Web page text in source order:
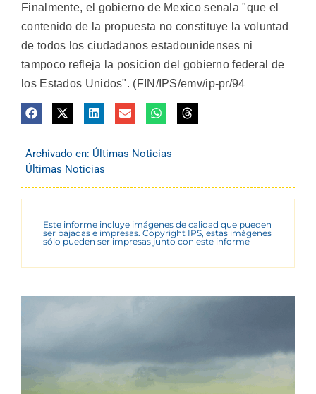
Finalmente, el gobierno de Mexico senala "que el
contenido de la propuesta no constituye la voluntad
de todos los ciudadanos estadounidenses ni
tampoco refleja la posicion del gobierno federal de
los Estados Unidos". (FIN/IPS/emv/ip-pr/94
Archivado en: Últimas Noticias
Últimas Noticias
Este informe incluye imágenes de calidad que pueden
ser bajadas e impresas. Copyright IPS, estas imágenes
sólo pueden ser impresas junto con este informe